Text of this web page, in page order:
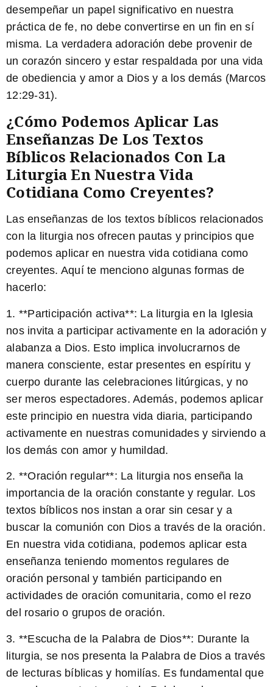
desempeñar un papel significativo en nuestra
práctica de fe, no debe convertirse en un fin en sí
misma. La verdadera adoración debe provenir de
un corazón sincero y estar respaldada por una vida
de obediencia y amor a Dios y a los demás (Marcos
12:29-31).
¿Cómo Podemos Aplicar Las
Enseñanzas De Los Textos
Bíblicos Relacionados Con La
Liturgia En Nuestra Vida
Cotidiana Como Creyentes?
Las enseñanzas de los textos bíblicos relacionados
con la liturgia nos ofrecen pautas y principios que
podemos aplicar en nuestra vida cotidiana como
creyentes. Aquí te menciono algunas formas de
hacerlo:
1. **Participación activa**: La liturgia en la Iglesia
nos invita a participar activamente en la adoración y
alabanza a Dios. Esto implica involucrarnos de
manera consciente, estar presentes en espíritu y
cuerpo durante las celebraciones litúrgicas, y no
ser meros espectadores. Además, podemos aplicar
este principio en nuestra vida diaria, participando
activamente en nuestras comunidades y sirviendo a
los demás con amor y humildad.
2. **Oración regular**: La liturgia nos enseña la
importancia de la oración constante y regular. Los
textos bíblicos nos instan a orar sin cesar y a
buscar la comunión con Dios a través de la oración.
En nuestra vida cotidiana, podemos aplicar esta
enseñanza teniendo momentos regulares de
oración personal y también participando en
actividades de oración comunitaria, como el rezo
del rosario o grupos de oración.
3. **Escucha de la Palabra de Dios**: Durante la
liturgia, se nos presenta la Palabra de Dios a través
de lecturas bíblicas y homilías. Es fundamental que